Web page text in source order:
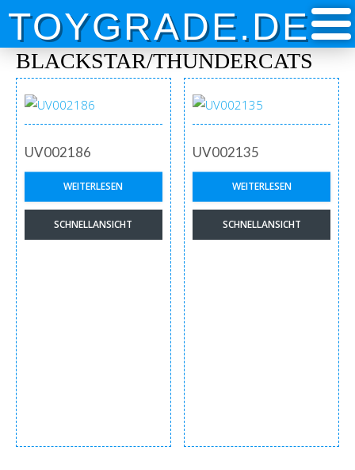
Skip
content
TOYGRADE.DE
BLACKSTAR/THUNDERCATS
UV002186
WEITERLESEN
SCHNELLANSICHT
UV002135
WEITERLESEN
SCHNELLANSICHT